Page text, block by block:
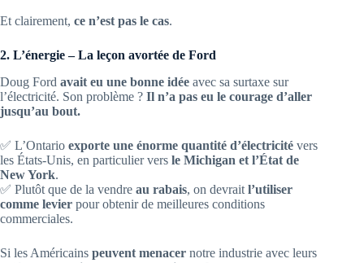
Et clairement, ce n’est pas le cas.
2. L’énergie – La leçon avortée de Ford
Doug Ford avait eu une bonne idée avec sa surtaxe sur
l’électricité. Son problème ? Il n’a pas eu le courage d’aller
jusqu’au bout.
✅ L’Ontario exporte une énorme quantité d’électricité vers
les États-Unis, en particulier vers le Michigan et l’État de
New York.
✅ Plutôt que de la vendre au rabais, on devrait l’utiliser
comme levier pour obtenir de meilleures conditions
commerciales.
Si les Américains peuvent menacer notre industrie avec leurs